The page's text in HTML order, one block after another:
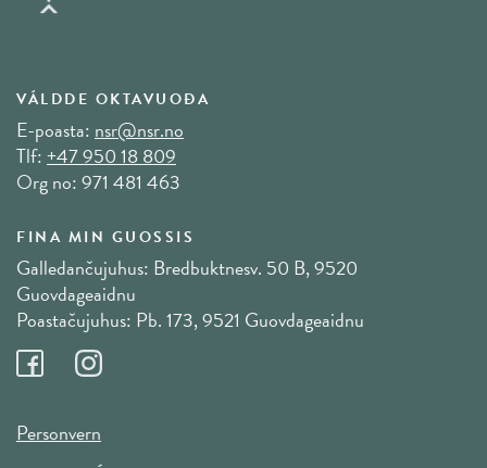
VÁLDDE OKTAVUOĐA
E-poasta: nsr@nsr.no
Tlf:+47 950 18 809
Org no: 971 481 463
FINA MIN GUOSSIS
Galledančujuhus: Bredbuktnesv. 50 B, 9520
Guovdageaidnu
Poastačujuhus: Pb. 173, 9521 Guovdageaidnu
Personvern